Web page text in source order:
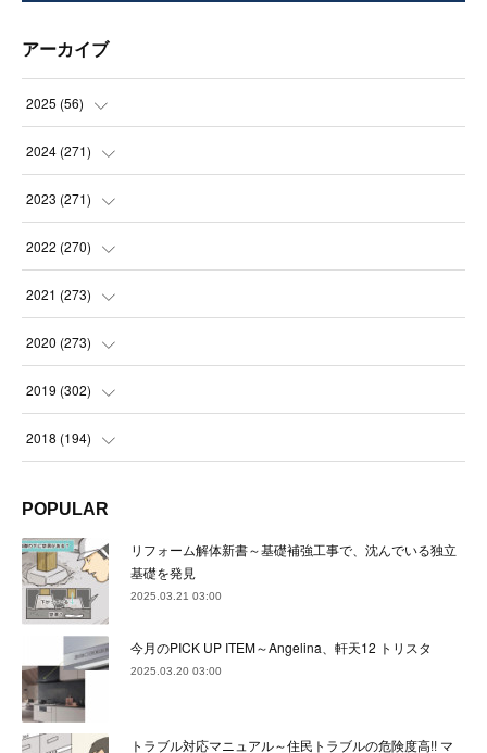
アーカイブ
2025 (56)
(14
(21
(21
2024 (271)
(21
(22
(23
(22
(24)
22)
(22)
(22)
(25
2023 (271)
(22
(23
(23
(21
(23 )
(24
(21
(24)
(21
( 23)
2022 (270)
(23
(23
(22
(23
(22 )
(23
(23
(22)
(24
( 21)
2021 (273)
(24
(23
(22
(23)
(23
(22)
(23
2020 (273)
(24
(22
(22)
(24
(24)
(23
2019 (302)
(23
(22)
(21)
(27)
(22
2018 (194)
(17)
(32)
(36)
(30
POPULAR
リフォーム解体新書～基礎補強工事で、沈んでいる独立
基礎を発見
2025.03.21 03:00
今月のPICK UP ITEM～Angelina、軒天12 トリスタ
2025.03.20 03:00
トラブル対応マニュアル～住民トラブルの危険度高!! マ